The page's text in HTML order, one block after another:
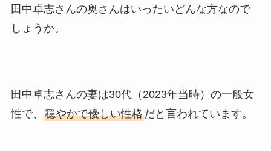
田中卓志さんの奥さんはいったいどんな方なので
しょうか。
田中卓志さんの妻は30代（2023年当時）の一般女
性で、 穏やかで優しい性格だと言われています。